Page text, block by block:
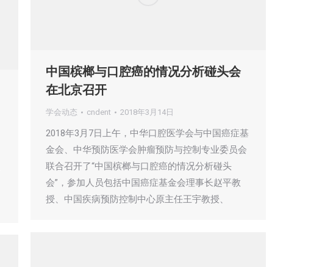
中国槟榔与口腔癌的情况分析碰头会
在北京召开
学会动态 cndent 2018年3月14日
2018年3月7日上午，中华口腔医学会与中国癌症基
金会、中华预防医学会肿瘤预防与控制专业委员会
联合召开了“中国槟榔与口腔癌的情况分析碰头
会”，参加人员包括中国癌症基金会理事长赵平教
授、中国疾病预防控制中心原主任王宇教授、